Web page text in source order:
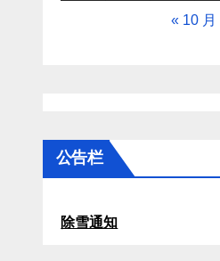
« 10 月
公告栏
除雪通知